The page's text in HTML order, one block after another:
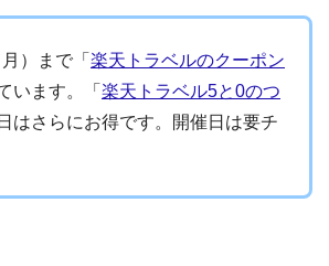
）まで「 楽天トラベルのクーポン
います。「 楽天トラベル5と0のつ
はさらにお得です。開催日は要チ